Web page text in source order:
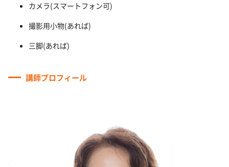
カメラ(スマートフォン可)
撮影用小物(あれば)
三脚(あれば)
講師プロフィール